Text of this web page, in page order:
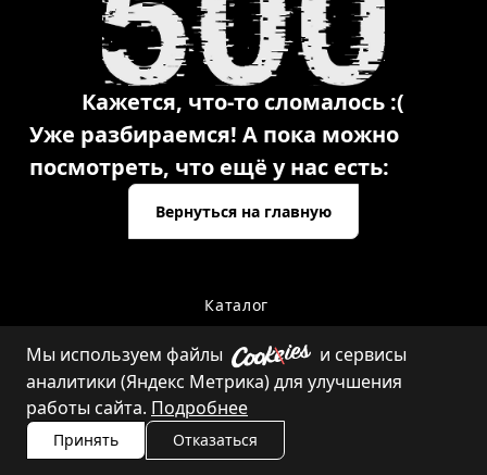
Кажется, что-то сломалось :(
Уже разбираемся! А пока можно
посмотреть, что ещё у нас есть:
Вернуться на главную
Каталог
Контакты
Мы используем файлы
и сервисы
аналитики (Яндекс Метрика) для улучшения
работы сайта. Подробнее
Принять Отказаться